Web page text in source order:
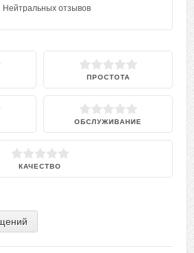
Нейтральных отзывов
ПРОСТОТА
ОБСЛУЖИВАНИЕ
КАЧЕСТВО